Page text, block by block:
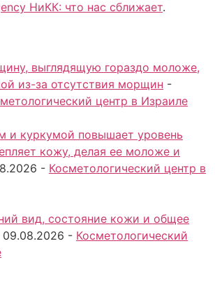
НиКК: что нас сближает.
выглядящую гораздо моложе,
из-за отсутствия морщин -
центр в Израиле
и куркумой повышает уровень
кожу, делая ее моложе и
- Косметологический центр в
вид, состояние кожи и общее
09.08.2026 - Косметологический